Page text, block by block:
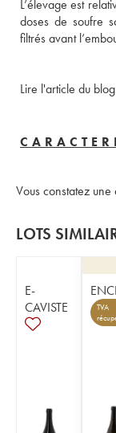
L’élevage est
doses de soufre
filtrés avant
Lire l'article du
Vous constatez
LOTS
E-
CAVISTE
TVA